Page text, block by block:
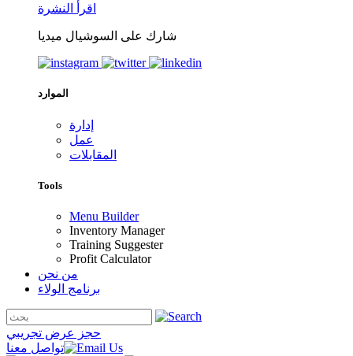
اقرأ النشرة
شارك على السوشيال ميديا
الموارد
إدارة
عمل
المقابلات
Tools
Menu Builder
Inventory Manager
Training Suggester
Profit Calculator
من نحن
برنامج الولاء
حجز عرض تجريبي
تواصل معنا